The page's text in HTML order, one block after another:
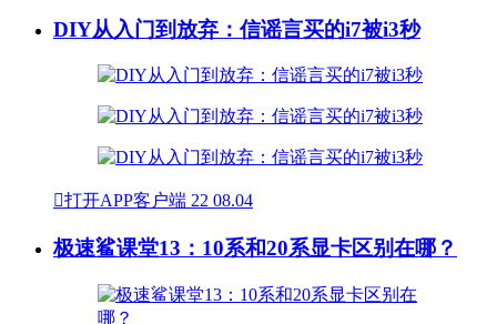
DIY从入门到放弃：信谣言买的i7被i3秒
打开APP客户端 22 08.04
极速鲨课堂13：10系和20系显卡区别在哪？